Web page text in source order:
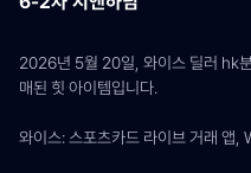
2026년 5월 20일, 와이스 딜러 hk
매된 힛 아이템입니다.
와이스: 스포츠카드 라이브 거래 앱,